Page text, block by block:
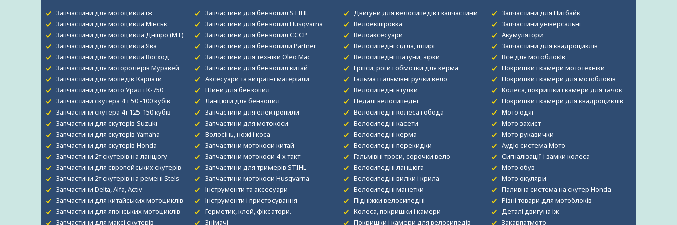
Запчастини для мотоцикла іж
Запчастини для мотоцикла Мінськ
Запчастини для мотоцикла Дніпро (МТ)
Запчастини для мотоцикла Ява
Запчастини для мотоцикла Восход
Запчастини для моторолерів Муравей
Запчастини для мопедів Карпати
Запчастини для мото Урал і К-750
Запчастини скутера 4 т 50 -100 кубів
Запчастини скутера 4т 125-150 кубів
Запчастини для скутерів Suzuki
Запчастини для скутерів Yamaha
Запчастини для скутерів Honda
Запчастини 2т скутерів на ланцюгу
Запчастини для європейських скутерів
Запчастини 2т скутерів на ремені Stels
Запчастини Delta, Alfa, Activ
Запчастини для китайських мотоциклів
Запчастини для японських мотоциклів
Запчастини для максі скутерів
Запчастини для бензопил STIHL
Запчастини для бензопил Husqvarna
Запчастини для бензопил СССР
Запчастини для бензопили Partner
Запчастини для техніки Oleo Mac
Запчастини для бензопил китай
Аксесуари та витратні матеріали
Шини для бензопил
Ланцюги для бензопил
Запчастини для електропили
Запчастини для мотокоси
Волосінь, ножі і коса
Запчастини мотокоси китай
Запчастини мотокоси 4-х такт
Запчастини для тримерів STIHL
Запчастини мотокоси Husqvarna
Інструменти та аксесуари
Інструменти і пристосування
Герметик, клей, фіксатори.
Знімачі
Двигуни для велосипедів і запчастини
Велоекіпіровка
Велоаксесуари
Велосипедні сідла, штирі
Велосипедні шатуни, зірки
Гріпси, роги і обмотки для керма
Гальма і гальмівні ручки вело
Велосипедні втулки
Педалі велосипедні
Велосипедні колеса і обода
Велосипедні касети
Велосипедні керма
Велосипедні перекидки
Гальмівні троси, сорочки вело
Велосипедні ланцюга
Велосипедні вилки і крила
Велосипедні манетки
Підніжки велосипедні
Колеса, покришки і камери
Покришки і камери для велосипедів
Запчастини для Питбайк
Запчастини універсальні
Акумулятори
Запчастини для квадроциклів
Все для мотоблокІв
Покришки і камери мототехніки
Покришки і камери для мотоблоків
Колеса, покришки і камери для тачок
Покришки і камери для квадроциклів
Мото одяг
Мото захист
Мото рукавички
Аудіо система Мото
Сигналізації і замки колеса
Мото обув
Мото окуляри
Паливна система на скутер Honda
Різні товари для мотоблоків
Деталі двигуна іж
Закарпатмото